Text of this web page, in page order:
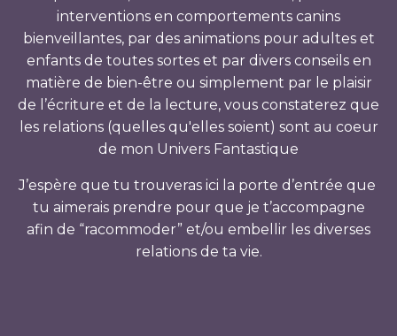
interventions en comportements canins
bienveillantes, par des animations pour adultes et
enfants de toutes sortes et par divers conseils en
matière de bien-être ou simplement par le plaisir
de l’écriture et de la lecture, vous constaterez que
les relations (quelles qu'elles soient) sont au coeur
de mon Univers Fantastique
J’espère que tu trouveras ici la porte d’entrée que
tu aimerais prendre pour que je t’accompagne
afin de “racommoder” et/ou embellir les diverses
relations de ta vie.